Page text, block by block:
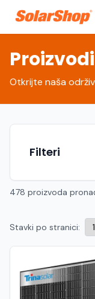
Hrvatski
MK Македонски
Proizvodi
Otkrijte naša
Filteri
478 proizvoda
Stavki po stranici: